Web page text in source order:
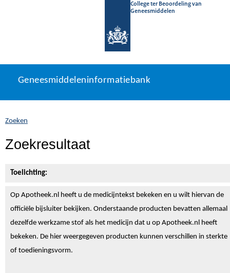
College ter Beoordeling van
Geneesmiddelen
naar
Geneesmiddeleninformatiebank
U
zich
hier:
Geneesmiddeleninformatiebank
Zoeken
Zoekresultaat
Toelichting:
Op Apotheek.nl heeft u de medicijntekst bekeken en u wilt hiervan de
officiële bijsluiter bekijken. Onderstaande producten bevatten allemaal
dezelfde werkzame stof als het medicijn dat u op Apotheek.nl heeft
bekeken. De hier weergegeven producten kunnen verschillen in sterkte
of toedieningsvorm.